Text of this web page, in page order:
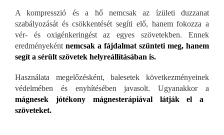
A kompresszió és a hő nemcsak az ízületi duzzanat
szabályozását és csökkentését segíti elő, hanem fokozza a
vér- és oxigénkeringést az egyes szövetekben. Ennek
eredményeként nemcsak a fájdalmat szünteti meg, hanem
segít a sérült szövetek helyreállításában is.
Használata megelőzésként, balesetek következményeinek
védelmében és enyhítésében javasolt. Ugyanakkor a
mágnesek jótékony mágnesterápiával látják el a
szöveteket.